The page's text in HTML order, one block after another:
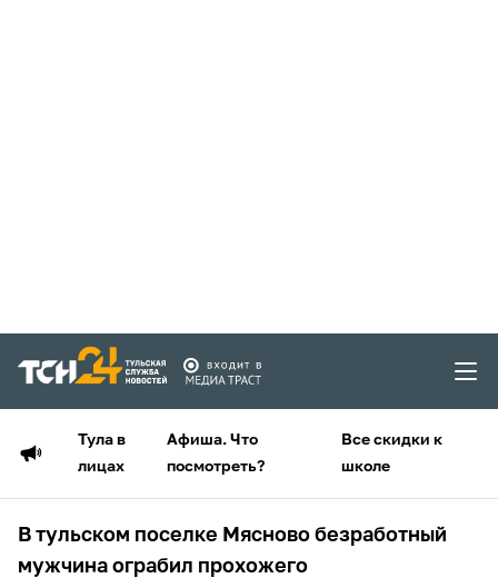
Тула в
лицах
Афиша. Что
посмотреть?
Все скидки к
школе
В тульском поселке Мясново безработный
мужчина ограбил прохожего